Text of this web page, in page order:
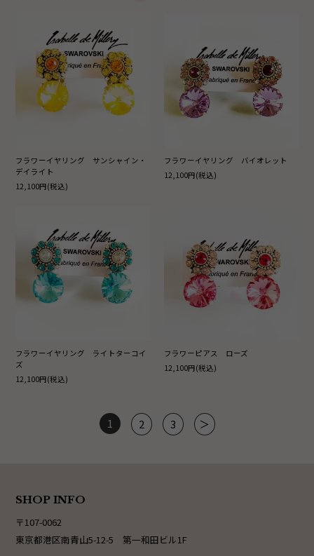
フラワーイヤリング サンシャイン・
デイライト
12,100円(税込)
フラワーイヤリング バイオレット
12,100円(税込)
フラワーイヤリング ライトターコイ
ズ
12,100円(税込)
フラワーピアス ローズ
12,100円(税込)
1 2 3 ＞
SHOP INFO
〒107-0062
東京都港区南青山5-12-5 第一和田ビル1F